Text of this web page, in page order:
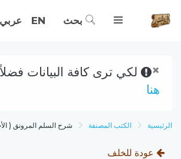
بحث EN عربي
× لكي ترى كافة البيانات
هنا
الرئيسية الكتب المصنفة شرح السلم المرونق (
عودة للخلف